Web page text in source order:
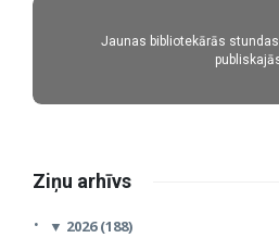
Jaunas bibliotekārās
Ziņu arhīvs
▼ 2026 (188)